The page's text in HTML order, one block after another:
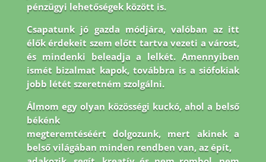
pénzügyi lehetőségek között is.
Csapatunk jó gazda módjára, valóban az itt
élők érdekeit szem előtt tartva vezeti a várost,
és mindenki beleadja a lelkét. Amennyiben
ismét bizalmat kapok, továbbra is a siófokiak
jobb létét szeretném szolgálni.
Álmom egy olyan közösségi kuckó, ahol a belső
békénk
megteremtéséért dolgozunk, mert akinek a
belső világában minden rendben van, az épít,